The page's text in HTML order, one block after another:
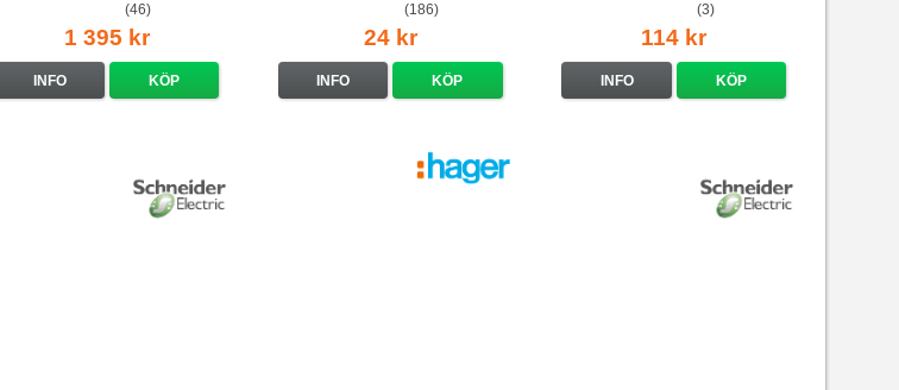
(46)
1 395 kr
INFO KÖP
(186)
24 kr
INFO KÖP
(3)
114 kr
INFO KÖP